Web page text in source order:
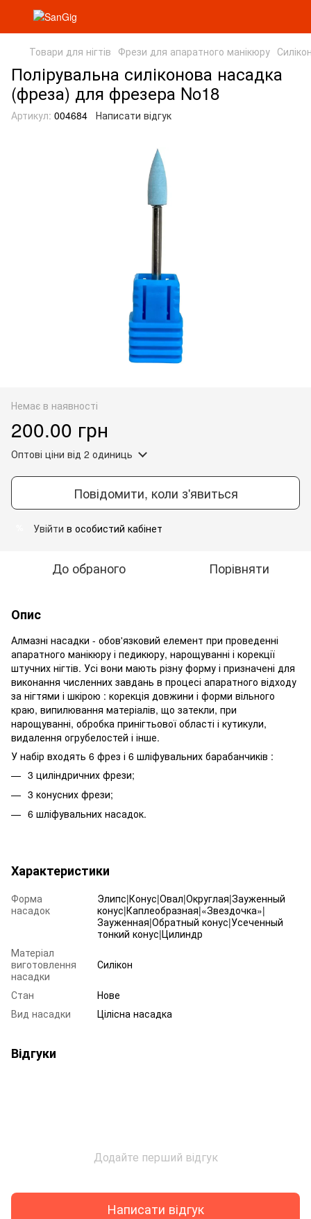
Товари для нігтів Фрези для апаратного манікюру
Полірувальна силіконова насадка
(фреза) для фрезера No18
Артикул: 004684 Написати відгук
Немає в наявності
200.00 грн
Оптові ціни від 2 одиниць
Повідомити, коли з'явиться
Увійти в особистий кабінет
До обраного Порівняти
Опис
Алмазні насадки - обов'язковий елемент при проведенні
апаратного манікюру і педикюру, нарощуванні і корекції
штучних нігтів. Усі вони мають різну форму і призначені для
виконання численних завдань в процесі апаратного відходу
за нігтями і шкірою : корекція довжини і форми вільного
краю, випилювання матеріалів, що затекли, при
нарощуванні, обробка принігтьової області і кутикули,
видалення огрубелостей і інше.
У набір входять 6 фрез і 6 шліфувальних барабанчиків :
3 циліндричних фрези;
3 конусних фрези;
6 шліфувальних насадок.
Характеристики
Форма
насадок
Элипс|Конус|Овал|Округлая|Зауженный
конус|Каплеобразная|«Звездочка»|
Зауженная|Обратный конус|Усеченный
тонкий конус|Цилиндр
Матеріал
виготовлення
насадки
Силікон
Стан
Нове
Вид насадки
Цілісна насадка
Відгуки
Додайте перший відгук
Написати відгук